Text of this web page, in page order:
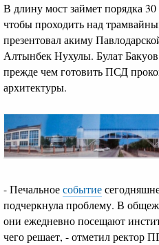
В длину мост займет порядка
чтобы проходить над
презентовал акиму
Алтынбек Нухулы. Булат
прежде чем готовить ПСД
архитектуры.
- Печальноесобытие
подчеркнула проблему. В
они ежедневно посещают
чего решает, - отметил ректор